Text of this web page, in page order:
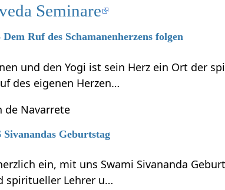
Seminare
Dem Ruf des Schamanenherzens folgen
und den Yogi ist sein Herz ein Ort der
des eigenen Herzen…
de Navarrete
Sivanandas Geburtstag
ein, mit uns Swami Sivananda
spiritueller Lehrer u…